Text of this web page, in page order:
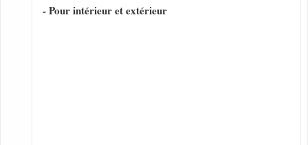
- Pour intérieur et extérieur